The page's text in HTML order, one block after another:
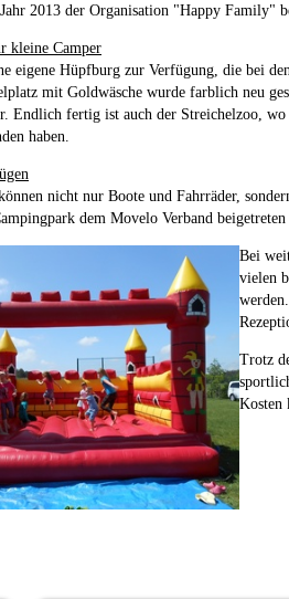
2013 der Organisation "Happy Family"
kleine Camper
eigene Hüpfburg zur Verfügung, die bei
mit Goldwäsche wurde farblich neu
Endlich fertig ist auch der Streichelzoo,
haben.
nicht nur Boote und Fahrräder,
dem Movelo Verband beigetreten
Bei
vielen
Trotz
Kosten